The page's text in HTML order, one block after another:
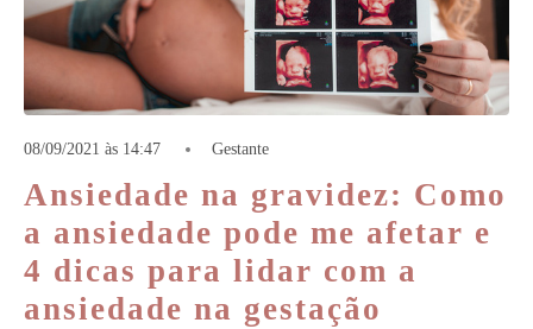
08/09/2021 às 14:47 Gestante
Ansiedade na gravidez: Como
a ansiedade pode me afetar e
4 dicas para lidar com a
ansiedade na gestação